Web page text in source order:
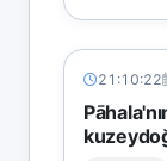
21:10:22